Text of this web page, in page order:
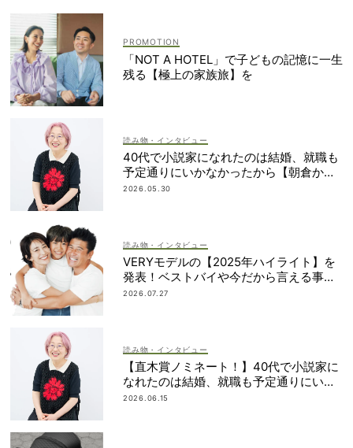
#Chopard（ショパール)
#リング #一生ものジュエリー #モチーフジュエリー
#ブレスレット #名品ジュエリー
「NOT A HOTEL」で子どもの記憶に一生
残る【極上の家族旅】を
読み物・インタビュー
40代で小説家になれたのは結婚、就職も
予定通りにいかなかったから【朝倉かす
みさん】
2026.05.30
読み物・インタビュー
VERYモデルの【2025年ハイライト】を
発表！ベストバイや今だから言える事件
簿も大公開
2026.07.27
読み物・インタビュー
【直木賞ノミネート！】40代で小説家に
なれたのは結婚、就職も予定通りにいか
なかったから｜朝倉かすみさん
2026.06.15